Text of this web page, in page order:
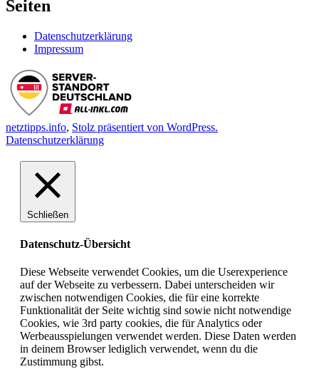
Seiten
Datenschutzerklärung
Impressum
netztipps.info, Stolz präsentiert von WordPress.
Datenschutzerklärung
Schließen
Datenschutz-Übersicht
Diese Webseite verwendet Cookies, um die Userexperience
auf der Webseite zu verbessern. Dabei unterscheiden wir
zwischen notwendigen Cookies, die für eine korrekte
Funktionalität der Seite wichtig sind sowie nicht notwendige
Cookies, wie 3rd party cookies, die für Analytics oder
Werbeausspielungen verwendet werden. Diese Daten werden
in deinem Browser lediglich verwendet, wenn du die
Zustimmung gibst.